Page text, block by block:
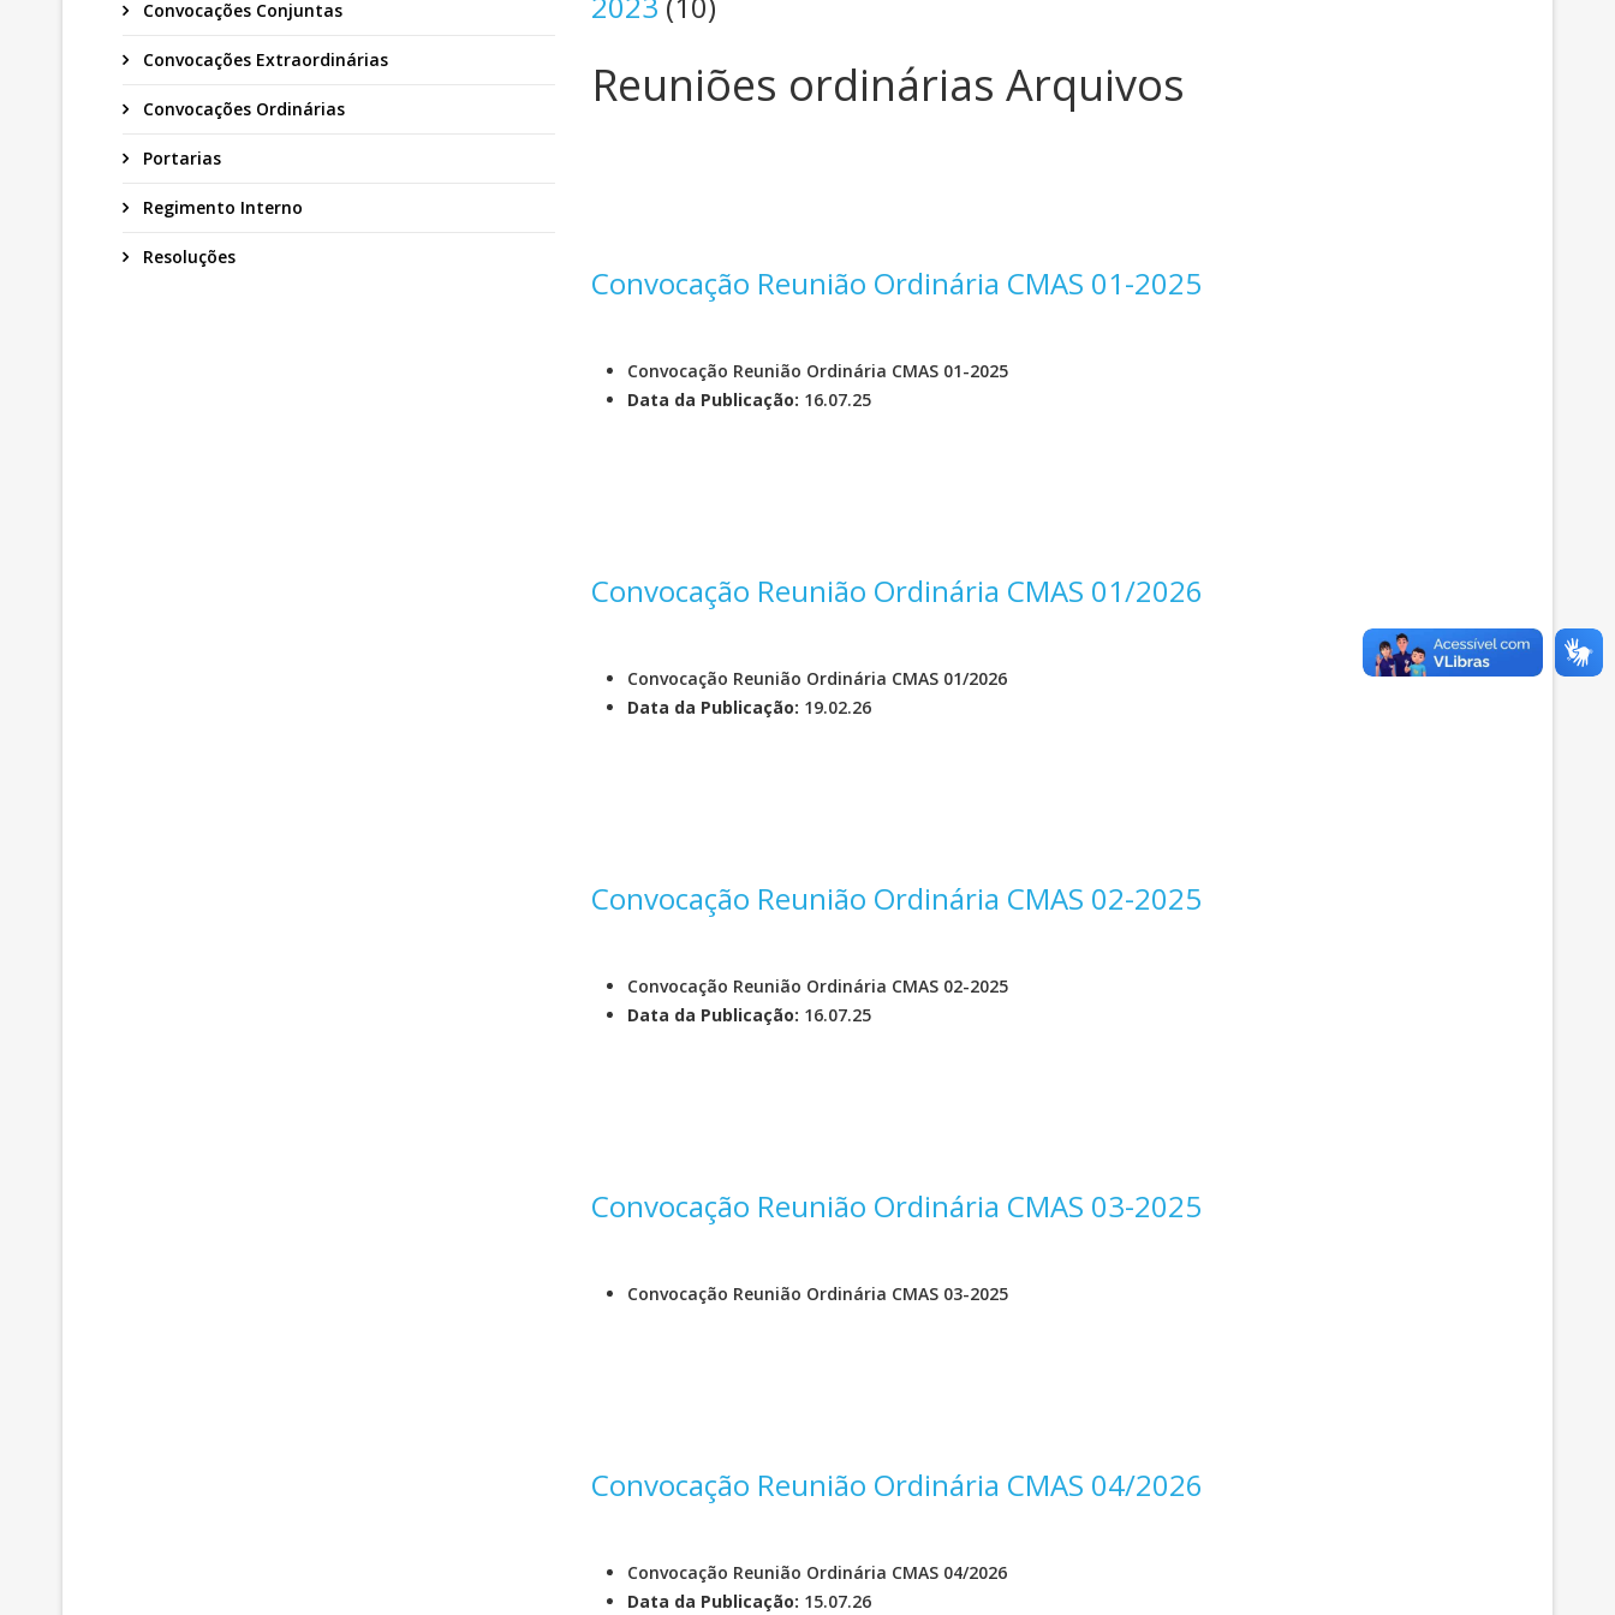
Convocações Conjuntas
Convocações Extraordinárias
Convocações Ordinárias
Portarias
Regimento Interno
Resoluções
Reuniões ordinárias Arquivos
Convocação Reunião Ordinária CMAS 01-2025
Convocação Reunião Ordinária CMAS 01-2025
Data da Publicação: 16.07.25
Convocação Reunião Ordinária CMAS 01/2026
Convocação Reunião Ordinária CMAS 01/2026
Data da Publicação: 19.02.26
Convocação Reunião Ordinária CMAS 02-2025
Convocação Reunião Ordinária CMAS 02-2025
Data da Publicação: 16.07.25
Convocação Reunião Ordinária CMAS 03-2025
Convocação Reunião Ordinária CMAS 03-2025
Convocação Reunião Ordinária CMAS 04/2026
Convocação Reunião Ordinária CMAS 04/2026
Data da Publicação: 15.07.26